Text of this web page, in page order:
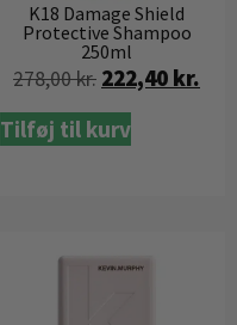
K18 Damage Shield
Protective Shampoo
250ml
278,00kr. 222,40 kr.
Tilføj til kurv